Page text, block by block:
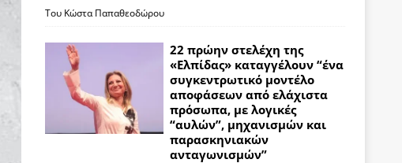
Του Κώστα Παπαθεοδώρου
22 πρώην στελέχη της
«Ελπίδας» καταγγέλουν “ένα
συγκεντρωτικό μοντέλο
αποφάσεων από ελάχιστα
πρόσωπα, με λογικές
“αυλών”, μηχανισμών και
παρασκηνιακών
ανταγωνισμών”